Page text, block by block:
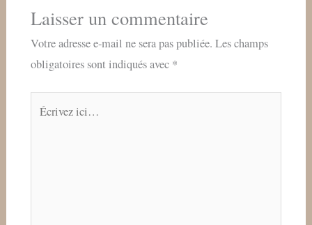
Laisser un commentaire
Votre adresse e-mail ne sera pas publiée. Les champs
obligatoires sont indiqués avec *